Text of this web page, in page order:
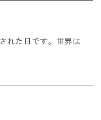
れた日です。世界は